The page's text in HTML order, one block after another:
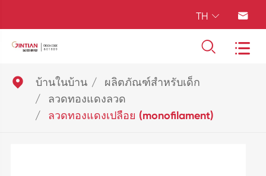
TH  
 
 บ้านในบ้าน
ผลิตภัณฑ์สำหรับเด็ก
ลวดทองแดงลวด
ลวดทองแดงเปลือย (monofilament)